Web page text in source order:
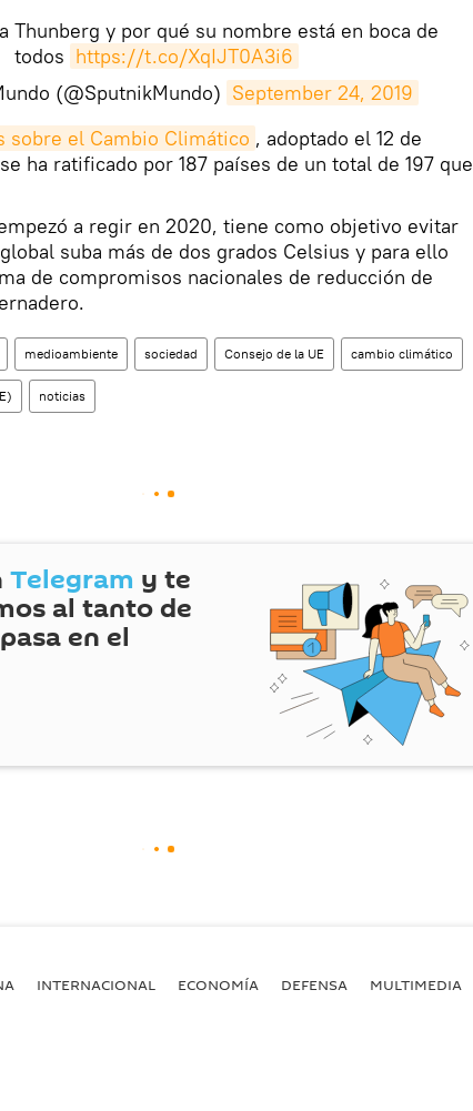
Thunberg y por qué su nombre está en boca de
todos https://t.co/XqIJT0A3i6
(@SputnikMundo) September 24, 2019
sobre el Cambio Climático , adoptado el 12 de
ha ratificado por 187 países de un total de 197 que
a regir en 2020, tiene como objetivo evitar
suba más de dos grados Celsius y para ello
de compromisos nacionales de reducción de
medioambiente sociedad Consejo de la UE cambio climático
noticias
Telegram y te
al tanto de
en el
INTERNACIONAL ECONOMÍA DEFENSA MULTIMEDIA